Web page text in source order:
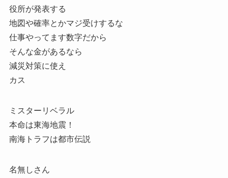
役所が発表する
地図や確率とかマジ受けするな
仕事やってます数字だから
そんな金があるなら
減災対策に使え
カス
ミスターリベラル
本命は東海地震！
南海トラフは都市伝説
名無しさん